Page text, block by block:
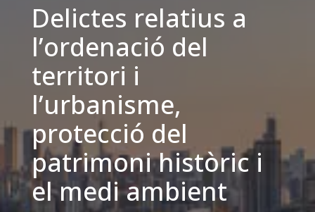
Delictes relatius a
l’ordenació del
territori i
l’urbanisme,
protecció del
patrimoni històric i
el medi ambient